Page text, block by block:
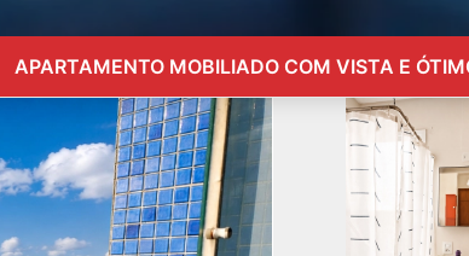
APARTAMENTO MOBILIADO COM VISTA E